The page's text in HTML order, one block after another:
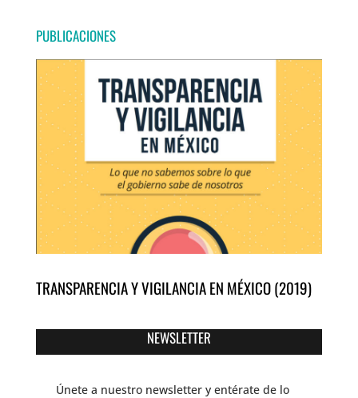
PUBLICACIONES
TRANSPARENCIA Y VIGILANCIA EN MÉXICO (2019)
NEWSLETTER
Únete a nuestro newsletter y entérate de lo